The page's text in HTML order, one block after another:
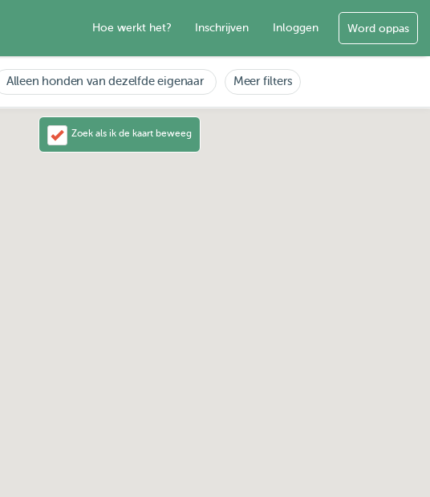
Hoe werkt het? Inschrijven Inloggen Word oppas
Alleen honden van dezelfde eigenaar Meer filters
Zoek als ik de kaart beweeg